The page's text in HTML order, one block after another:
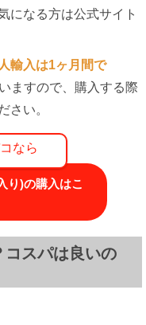
になる方は公式サイト
輸入は1ヶ月間で
ますので、購入する際
さい。
なら
り)の購入はこ
スパは良いの